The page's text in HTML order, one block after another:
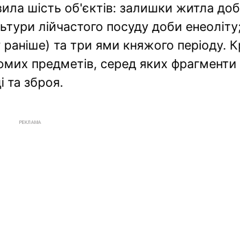
шість об'єктів: залишки житла
лійчастого посуду доби енеоліту;
та три ями княжого періоду.
предметів, серед яких фрагменти
та зброя.
РЕКЛАМА